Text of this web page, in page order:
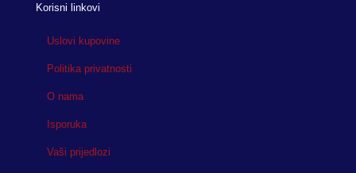
Korisni linkovi
Uslovi kupovine
Politika privatnosti
O nama
Isporuka
Vaši prijedlozi